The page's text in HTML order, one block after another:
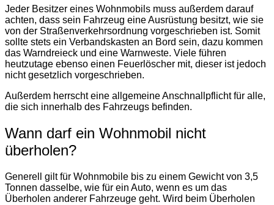
Jeder Besitzer eines Wohnmobils muss außerdem darauf
achten, dass sein Fahrzeug eine Ausrüstung besitzt, wie sie
von der Straßenverkehrsordnung vorgeschrieben ist. Somit
sollte stets ein Verbandskasten an Bord sein, dazu kommen
das Warndreieck und eine Warnweste. Viele führen
heutzutage ebenso einen Feuerlöscher mit, dieser ist jedoch
nicht gesetzlich vorgeschrieben.
Außerdem herrscht eine allgemeine Anschnallpflicht für alle,
die sich innerhalb des Fahrzeugs befinden.
Wann darf ein Wohnmobil nicht
überholen?
Generell gilt für Wohnmobile bis zu einem Gewicht von 3,5
Tonnen dasselbe, wie für ein Auto, wenn es um das
Überholen anderer Fahrzeuge geht. Wird beim Überholen